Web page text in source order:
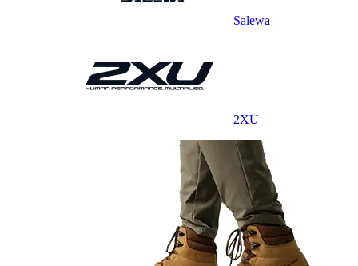
Salewa
2XU